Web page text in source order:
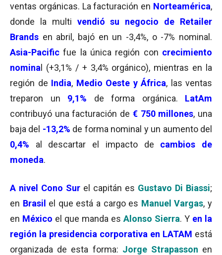
ventas orgánicas. La facturación en Norteamérica,
donde la multi vendió su negocio de Retailer
Brands en abril, bajó en un -3,4%, o -7% nominal.
Asia-Pacific fue la única región con crecimiento
nomina l (+3,1% / + 3,4% orgánico), mientras en la
región de India, Medio Oeste y África, las ventas
treparon un 9,1% de forma orgánica. LatAm
contribuyó una facturación de € 750 millones, una
baja del -13,2% de forma nominal y un aumento del
0,4% al descartar el impacto de cambios de
moneda.
A nivel Cono Sur el capitán es Gustavo Di Biassi;
en Brasil el que está a cargo es Manuel Vargas, y
en México el que manda es Alonso Sierra. Y en la
región la presidencia corporativa en LATAM está
organizada de esta forma: Jorge Strapasson en